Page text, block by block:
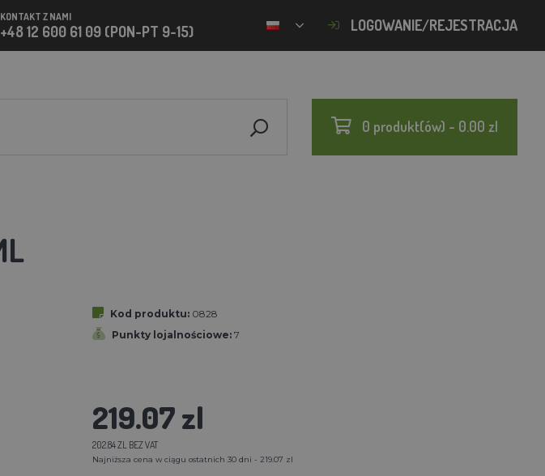
KONTAKT Z NAMI
+48 12 600 61 09 (PON-PT 9-15) LOGOWANIE/REJESTRACJA
0 produkt(ów) - 0.00 zl
Kod produktu: 0828
Punkty lojalnościowe: 7
219.07 zl
202.84 ZL BEZ VAT
Najniższa cena w ciągu ostatnich 30 dni - 219.07 zl